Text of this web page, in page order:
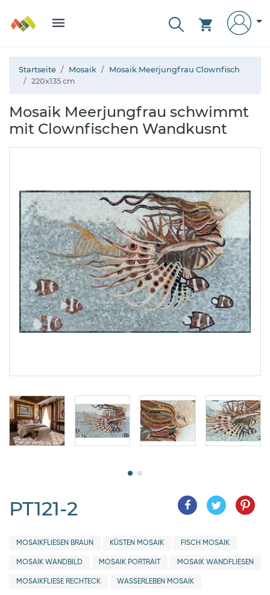
Startseite Mosaik
Mosaik Meerjungfrau Clownfisch
220x135 cm
Mosaik Meerjungfrau schwimmt
mit Clownfischen Wandkusnt
PT121-2
MOSAIKFLIESEN BRAUN KÜSTEN MOSAIK FISCH MOSAIK
MOSAIK WANDBILD MOSAIK PORTRAIT MOSAIK WANDFLIESEN
MOSAIKFLIESE RECHTECK WASSERLEBEN MOSAIK